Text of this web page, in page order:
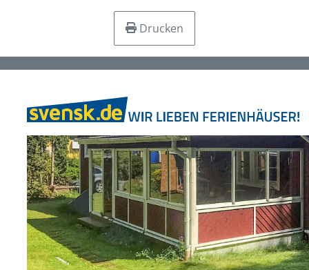
Drucken